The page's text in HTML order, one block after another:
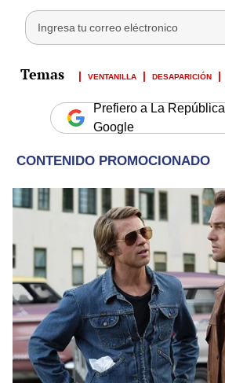
VENTANILLA DESAPARICIÓN
Prefiero a La
Google